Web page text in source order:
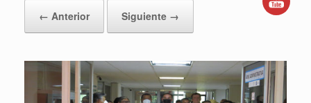
← Anterior
Siguiente →